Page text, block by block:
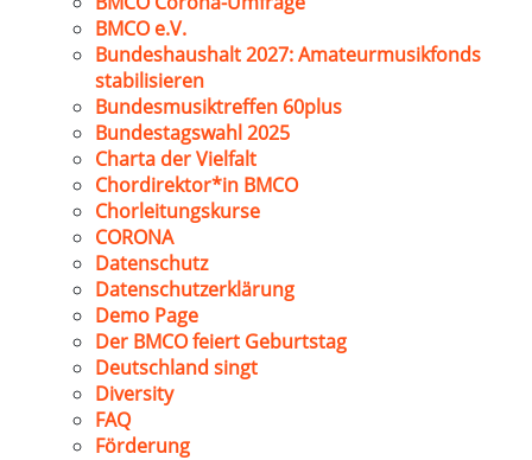
BMCO e.V.
Bundeshaushalt 2027: Amateurmusikfonds
stabilisieren
Bundesmusiktreffen 60plus
Bundestagswahl 2025
Charta der Vielfalt
Chordirektor*in BMCO
Chorleitungskurse
CORONA
Datenschutz
Datenschutzerklärung
Demo Page
Der BMCO feiert Geburtstag
Deutschland singt
Diversity
FAQ
Förderung